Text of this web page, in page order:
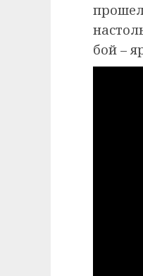
бой –